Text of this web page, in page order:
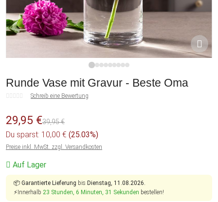
Runde Vase mit Gravur - Beste Oma
Schreib eine Bewertung
29,95 €39,95 €
Du sparst: 10,00 € (25.03%)
Preise inkl. MwSt. zzgl. Versandkosten
Auf Lager
📦 Garantierte Lieferung bis Dienstag, 11.08.2026.
⚡Innerhalb 23 Stunden, 6 Minuten, 31 Sekunden bestellen!